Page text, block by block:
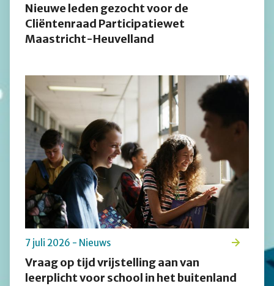
Nieuwe leden gezocht voor de
Cliëntenraad Participatiewet
Maastricht-Heuvelland
Vraag op tijd vrijstelling aan van
leerplicht voor school in het buitenland
7 juli 2026 - Nieuws